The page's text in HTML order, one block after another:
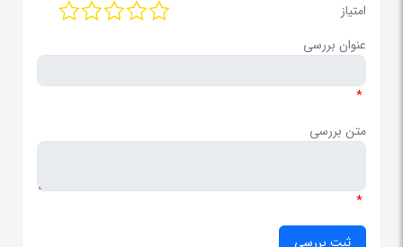
امتیاز
عنوان بررسی
*
متن بررسی
*